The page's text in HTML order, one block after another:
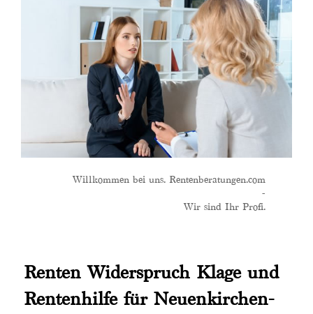
Willkommen bei uns. Rentenberatungen.com
-
Wir sind Ihr Profi.
Renten Widerspruch Klage und
Rentenhilfe für Neuenkirchen-